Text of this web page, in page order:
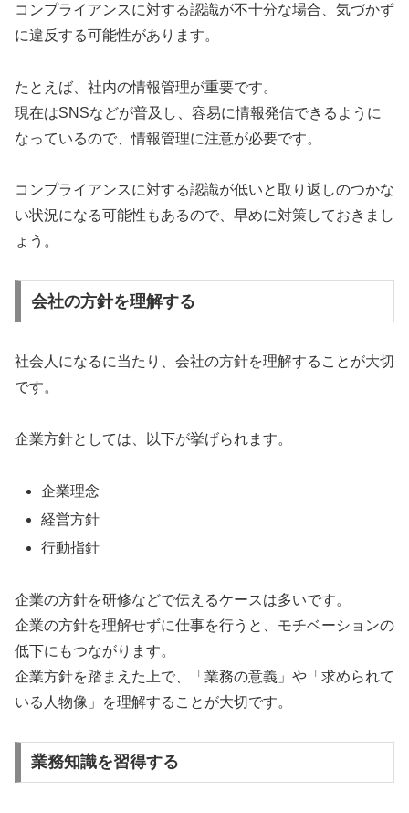
コンプライアンスに対する認識が不十分な場合、気づかず
に違反する可能性があります。
たとえば、社内の情報管理が重要です。
現在はSNSなどが普及し、容易に情報発信できるように
なっているので、情報管理に注意が必要です。
コンプライアンスに対する認識が低いと取り返しのつかな
い状況になる可能性もあるので、早めに対策しておきまし
ょう。
会社の方針を理解する
社会人になるに当たり、会社の方針を理解することが大切
です。
企業方針としては、以下が挙げられます。
企業理念
経営方針
行動指針
企業の方針を研修などで伝えるケースは多いです。
企業の方針を理解せずに仕事を行うと、モチベーションの
低下にもつながります。
企業方針を踏まえた上で、「業務の意義」や「求められて
いる人物像」を理解することが大切です。
業務知識を習得する